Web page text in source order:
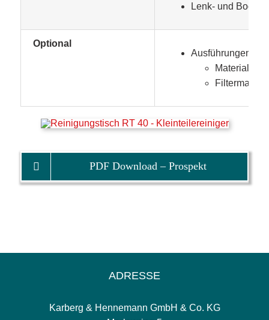
Lenk- und
Optional
Ausführungen für
Material
PDF Download – Prospekt
ADRESSE
Karberg & Hennemann GmbH & Co. KG